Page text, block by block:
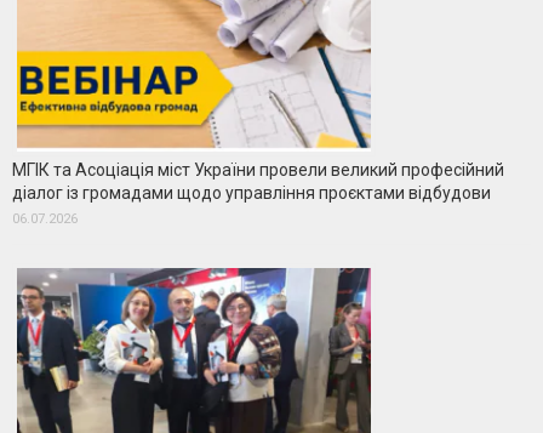
МГІК та Асоціація міст України провели великий професійний
діалог із громадами щодо управління проєктами відбудови
06.07.2026